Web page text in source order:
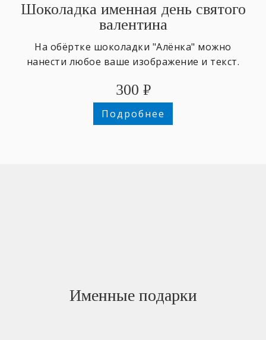
Шоколадка именная день святого
валентина
На обёртке шоколадки "Алёнка" можно
нанести любое ваше изображение и текст.
300 ₽
Подробнее
Именные подарки